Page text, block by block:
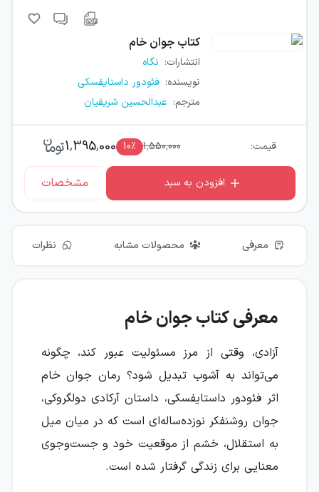
کتاب جوان خام
انتشارات: نگاه
نویسنده: فئودور داستایفسکی
مترجم: عبدالحسین شریفیان
قیمت: 1,550,000
10٪ 1,395,000
افزودن به سبد مشخصات
معرفی محصولات مشابه نظرات
معرفی کتاب جوان خام
آزادی، وقتی از مرز مسئولیت عبور کند، چگونه
می‌تواند به آشوب تبدیل شود؟ رمان جوان خام
اثر فئودور داستایفسکی، داستان آرکادی دولگروکی،
جوان روشنفکر نوزده‌ساله‌ای است که در میان میل
به استقلال، خشم از موقعیت خود و جست‌وجوی
معنایی برای زندگی گرفتار شده است.